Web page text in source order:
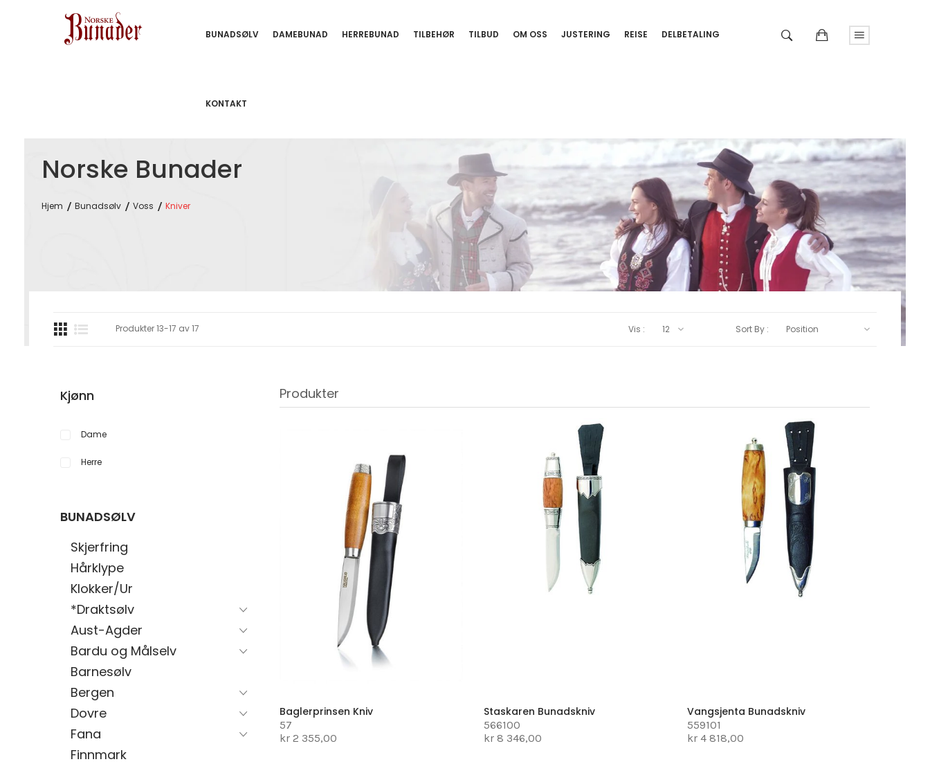
BUNADSØLV DAMEBUNAD HERREBUNAD TILBEHØR TILBUD OM OSS JUSTERING REISE DELBETALING
KONTAKT
Norske Bunader
Hjem Bunadsølv Voss Kniver
Kjønn
Dame
Herre
BUNADSØLV
Skjerfring
Hårklype
Klokker/Ur
*Draktsølv
Aust-Agder
Bardu og Målselv
Barnesølv
Bergen
Dovre
Fana
Finnmark
Produkter
Baglerprinsen Kniv
57
kr 2 355,00
Staskaren Bunadskniv
566100
kr 8 346,00
Vangsjenta Bunadskniv
559101
kr 4 818,00
Produkter13-17 av17 Vis : Sort By :